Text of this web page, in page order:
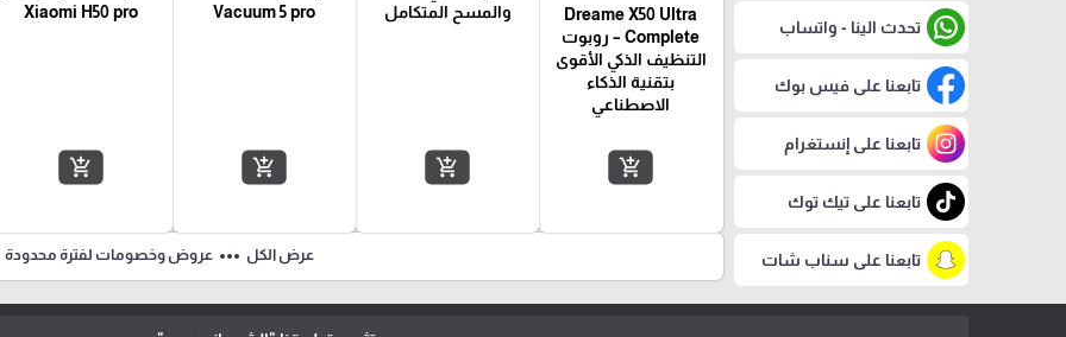
تحدث الينا - واتساب
تابعنا على فيس بوك
تابعنا على إنستغرام
تابعنا على تيك توك
تابعنا على سناب شات
Dreame X50 Ultra
Complete – روبوت
التنظيف الذكي الأقوى
بتقنية الذكاء
الاصطناعي
add_shopping_cart
والمسح المتكامل
add_shopping_cart
Vacuum 5 pro
add_shopping_cart
Xiaomi H50 pro
add_shopping_cart
عرض الكل more_horiz عروض وخصومات لفترة محدودة